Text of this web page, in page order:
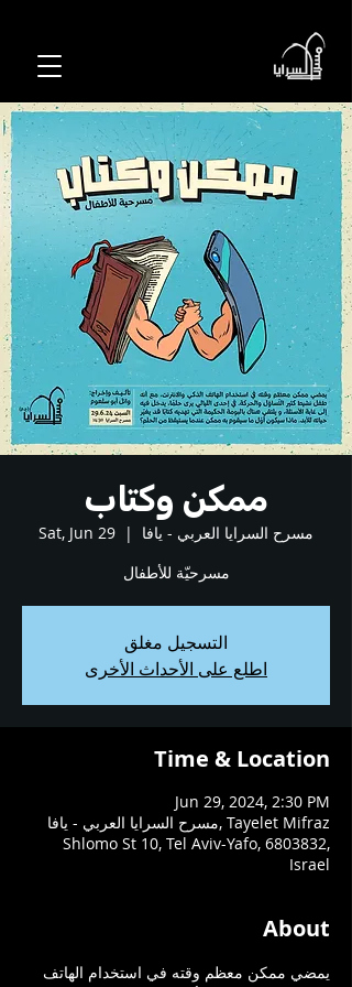
ممكن وكتاب
Sat, Jun 29
  |
مسرح السرايا العربي - يافا
مسرحيّة للأطفال
التسجيل مغلق
اطلع على الأحداث الأخرى
Time & Location
Jun 29, 2024, 2:30 PM
مسرح السرايا العربي - يافا, Tayelet Mifraz
Shlomo St 10, Tel Aviv-Yafo, 6803832,
Israel
About
يمضي ممكن معظم وقته في استخدام الهاتف